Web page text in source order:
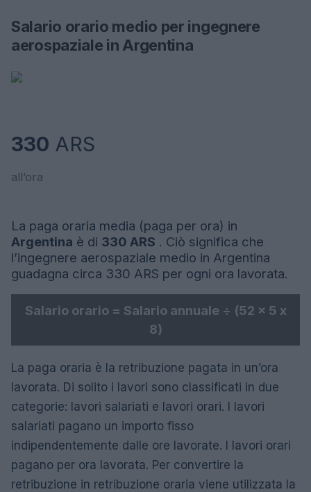
Salario orario medio per ingegnere
aerospaziale in Argentina
330 ARS
all’ora
La paga oraria media (paga per ora) in
Argentina è di 330 ARS . Ciò significa che
l’ingegnere aerospaziale medio in Argentina
guadagna circa 330 ARS per ogni ora lavorata.
Salario orario = Salario annuale ÷ (52 x 5 x
8)
La paga oraria è la retribuzione pagata in un’ora
lavorata. Di solito i lavori sono classificati in due
categorie: lavori salariati e lavori orari. I lavori
salariati pagano un importo fisso
indipendentemente dalle ore lavorate. I lavori orari
pagano per ora lavorata. Per convertire la
retribuzione in retribuzione oraria viene utilizzata la